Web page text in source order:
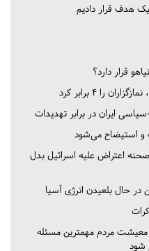
هدف قرار دادیم
قرار دارد؟
ایران در برابر تهدیدات
و استیضاح می‌شود
صحنه اعتراض علیه اسرائیل بدل
حال بلعیدن انرژی آسیا
معیشت مردم مهمترین مسئله
شود